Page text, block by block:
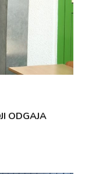
ODGAJA